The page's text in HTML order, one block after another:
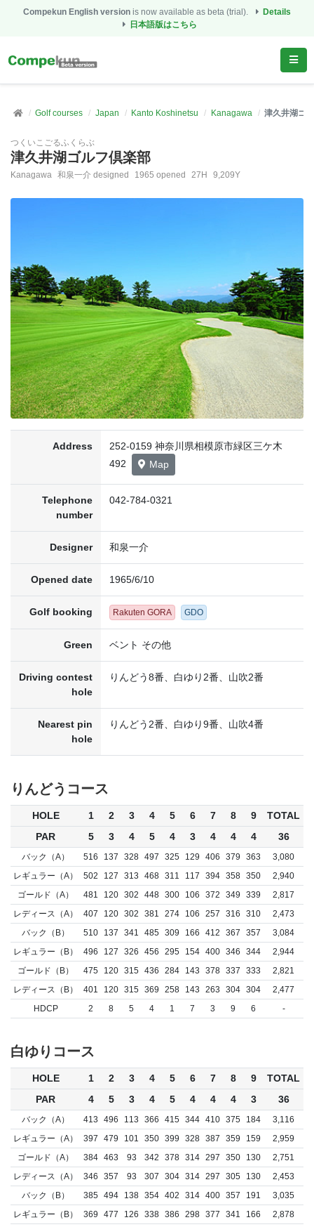
Compekun English version is now available as beta (trial).
Details
日本語版はこちら
Golf courses Japan Kanto Koshinetsu Kanagawa 津久井湖ゴ
つくいこごるふくらぶ
津久井湖ゴルフ倶楽部
Kanagawa 和泉一介 designed 1965 opened 27H 9,209Y
Address
252-0159 神奈川県相模原市緑区三ケ木
492
Map
Telephone
number
042-784-0321
Designer 和泉一介
Opened date 1965/6/10
Golf booking Rakuten GORA GDO
Green ベント その他
Driving contest
hole
りんどう8番、白ゆり2番、山吹2番
Nearest pin
hole
りんどう2番、白ゆり9番、山吹4番
りんどうコース
HOLE 1 2 3 4 5 6 7 8 9
TOTAL
PAR
5 3 4 5 4 3 4 4 4 36
バック（A） 516 137 328 497 325 129 406 379 363
3,080
レギュラー（A）
502 127 313 468 311 117 394 358 350
2,940
ゴールド（A）
481 120 302 448 300 106 372 349 339
2,817
レディース（A）
407 120 302 381 274 106 257 316 310
2,473
バック（B）
510 137 341 485 309 166 412 367 357
3,084
レギュラー（B）
496 127 326 456 295 154 400 346 344
2,944
ゴールド（B）
475 120 315 436 284 143 378 337 333
2,821
レディース（B）
401 120 315 369 258 143 263 304 304
2,477
HDCP
2 8 5 4 1 7 3 9 6 -
白ゆりコース
HOLE 1 2 3 4 5 6 7 8 9
TOTAL
PAR
4 5 3 4 5 4 4 4 3 36
バック（A） 413 496 113 366 415 344 410 375 184
3,116
レギュラー（A）
397 479 101 350 399 328 387 359 159
2,959
ゴールド（A）
384 463 93 342 378 314 297 350 130
2,751
レディース（A）
346 357 93 307 304 314 297 305 130
2,453
バック（B）
385 494 138 354 402 314 400 357 191
3,035
レギュラー（B）
369 477 126 338 386 298 377 341 166
2,878